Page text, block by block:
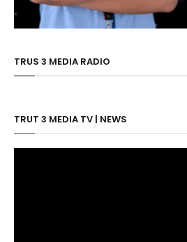
TRUS 3 MEDIA RADIO
TRUT 3 MEDIA TV | NEWS